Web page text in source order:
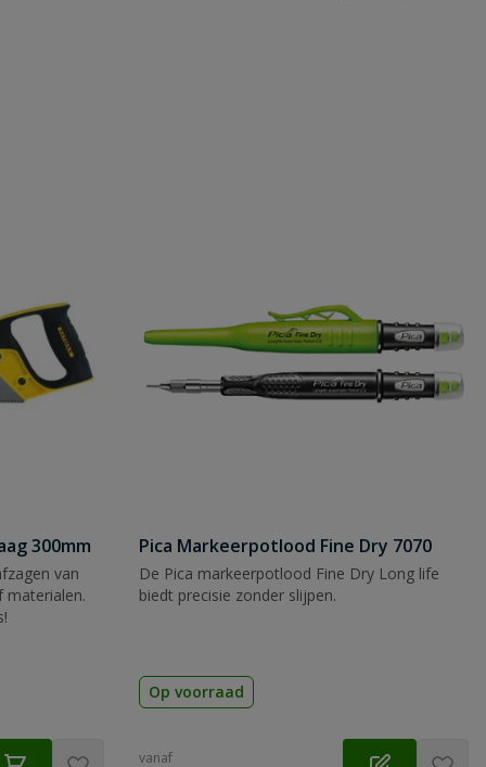
300mm
van
materialen.
Pica Markeerpotlood Fine Dry 7070
De Pica markeerpotlood Fine Dry Long life
biedt precisie zonder slijpen.
Op voorraad
vanaf